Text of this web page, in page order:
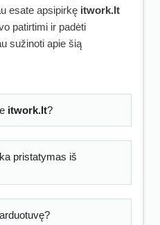
esate apsipirkę itwork.lt
patirtimi ir padėti
sužinoti apie šią
itwork.lt?
pristatymas iš